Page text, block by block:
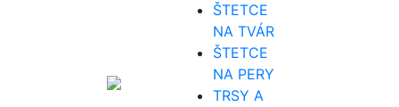
ŠTETCE
NA TVÁR
ŠTETCE
NA PERY
TRSY A